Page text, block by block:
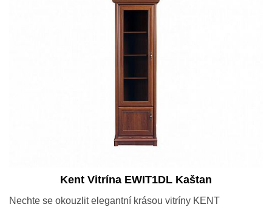
Kent Vitrína EWIT1DL Kaštan
Nechte se okouzlit elegantní krásou vitríny KENT